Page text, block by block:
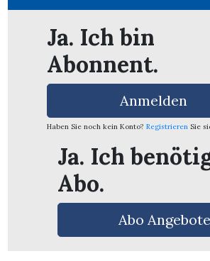
Ja. Ich bin
Abonnent.
Anmelden
Haben Sie noch kein Konto? Registrieren Sie
Ja. Ich
Abo.
Abo Angebote